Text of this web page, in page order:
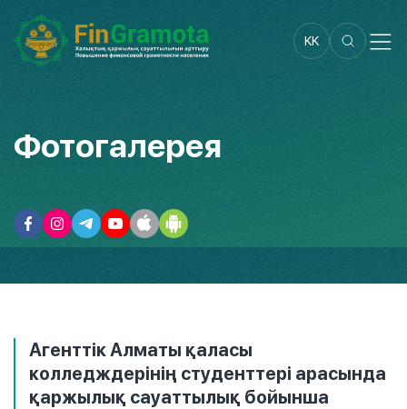
KK
Фотогалерея
Агенттік Алматы қаласы
колледждерінің студенттері арасында
қаржылық сауаттылық бойынша